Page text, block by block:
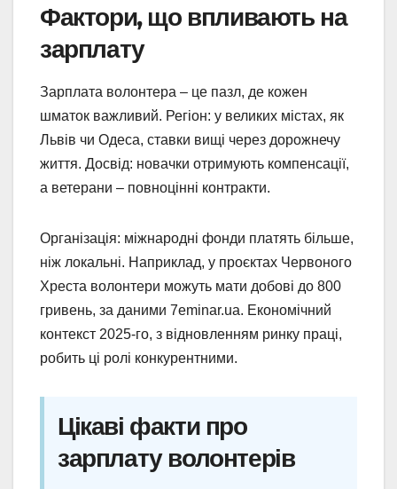
Фактори, що впливають на
зарплату
Зарплата волонтера – це пазл, де кожен
шматок важливий. Регіон: у великих містах, як
Львів чи Одеса, ставки вищі через дорожнечу
життя. Досвід: новачки отримують компенсації,
а ветерани – повноцінні контракти.
Організація: міжнародні фонди платять більше,
ніж локальні. Наприклад, у проєктах Червоного
Хреста волонтери можуть мати добові до 800
гривень, за даними 7eminar.ua. Економічний
контекст 2025-го, з відновленням ринку праці,
робить ці ролі конкурентними.
Цікаві факти про
зарплату волонтерів